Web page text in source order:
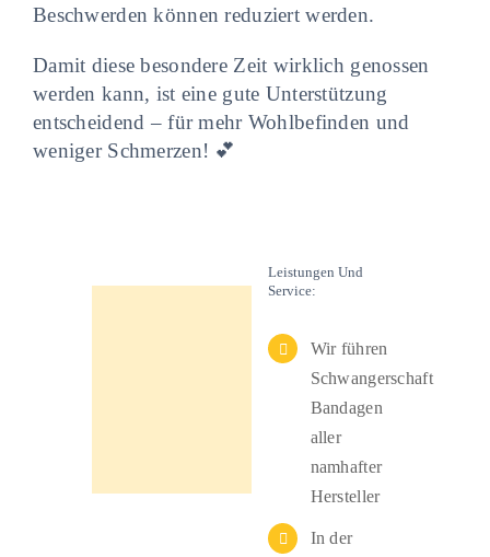
Beschwerden können reduziert werden.
Damit diese besondere Zeit wirklich genossen
werden kann, ist eine gute Unterstützung
entscheidend – für mehr Wohlbefinden und
weniger Schmerzen! 💕
Leistungen Und
Service:
Wir führen
Schwangerschaft
Bandagen
aller
namhafter
Hersteller
In der